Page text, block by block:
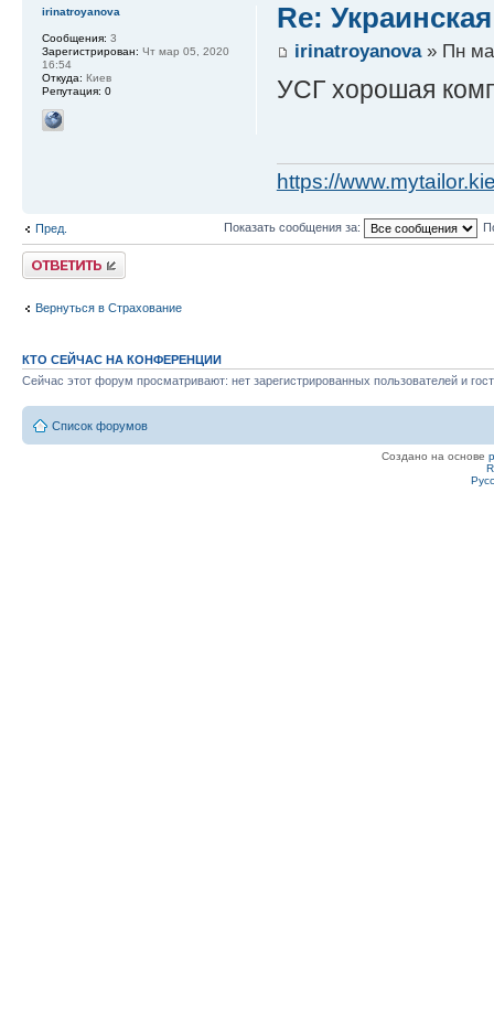
Re:
irinatroyanova» Пн
УСГ хорошая
https://
irinatroyanova
Сообщения: 3
Зарегистрирован: Чт мар 05, 2020
16:54
Откуда: Киев
Репутация: 0
Пред. Показать сообщения за:
Ответить
Вернуться в Страхование
КТО СЕЙЧАС НА КОНФЕРЕНЦИИ
Сейчас этот форум просматривают: нет зарегистрированных пользователей и
Список форумов
Создано на основе